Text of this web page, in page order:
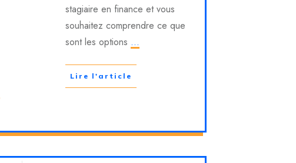
stagiaire en finance et vous
souhaitez comprendre ce que
sont les options ...
Lire l'article